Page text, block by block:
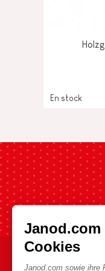
Janod.com
Cookies
Janod.com sowie ihre
En stock
HILFE &